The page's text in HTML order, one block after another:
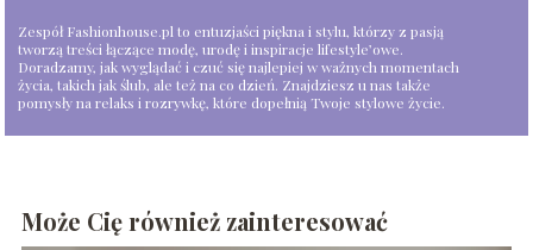
Zespół Fashionhouse.pl to entuzjaści piękna i stylu, którzy z pasją
tworzą treści łączące modę, urodę i inspiracje lifestyle’owe.
Doradzamy, jak wyglądać i czuć się najlepiej w ważnych momentach
życia, takich jak ślub, ale też na co dzień. Znajdziesz u nas także
pomysły na relaks i rozrywkę, które dopełnią Twoje stylowe życie.
Może Cię również zainteresować